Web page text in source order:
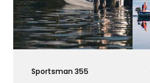
Sportsman 355